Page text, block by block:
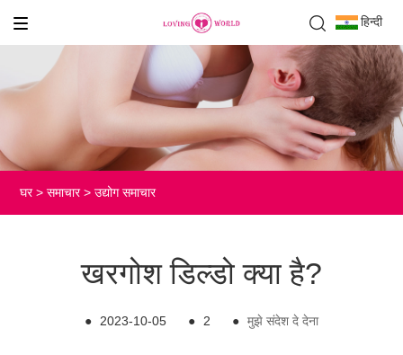
हिन्दी
घर > समाचार>उद्योग समाचार
खरगोश डिल्डो क्या है?
● 2023-10-05 ● 2 ● मुझे संदेश दे देना